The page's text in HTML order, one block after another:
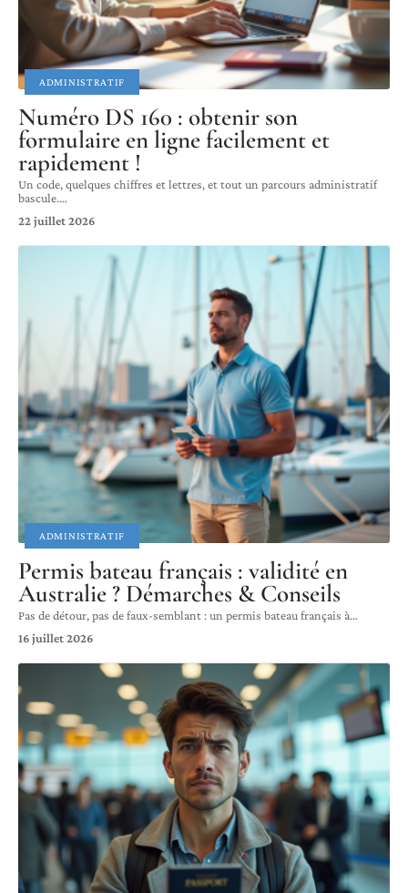
ADMINISTRATIF
Numéro DS 160 : obtenir son
formulaire en ligne facilement et
rapidement !
Un code, quelques chiffres et lettres, et tout un parcours administratif
bascule.…
22 juillet 2026
ADMINISTRATIF
Permis bateau français : validité en
Australie ? Démarches & Conseils
Pas de détour, pas de faux-semblant : un permis bateau français à…
16 juillet 2026